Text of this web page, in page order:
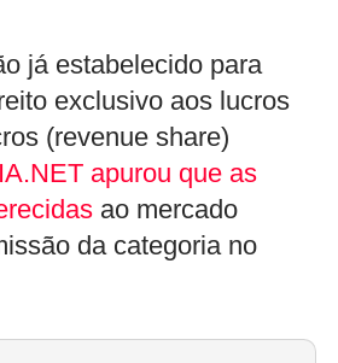
já estabelecido para
exclusivo aos lucros
(revenue share)
apurou que as
ao mercado
da categoria no